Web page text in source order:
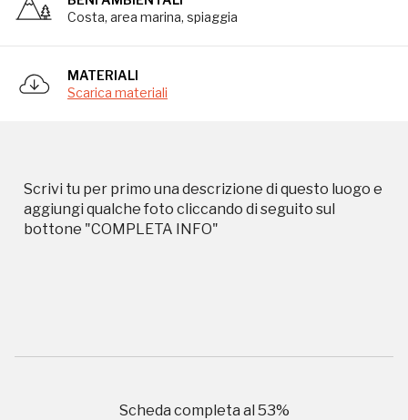
Costa, area marina, spiaggia
MATERIALI
Scarica materiali
Scrivi tu per primo una descrizione di questo luogo e
aggiungi qualche foto cliccando di seguito sul
bottone "COMPLETA INFO"
Scheda completa al 53%
Campagne in corso in questo
I Luoghi del Cuore
Storico campagne in questo